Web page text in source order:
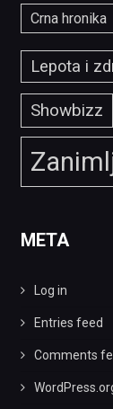
Crna hronika
Lepota i
Showbizz
META
Log in
Entries feed
Comments